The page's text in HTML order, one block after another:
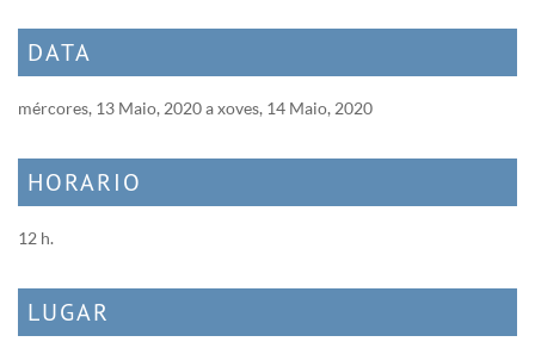
DATA
mércores, 13 Maio, 2020axoves, 14 Maio, 2020
HORARIO
12 h.
LUGAR